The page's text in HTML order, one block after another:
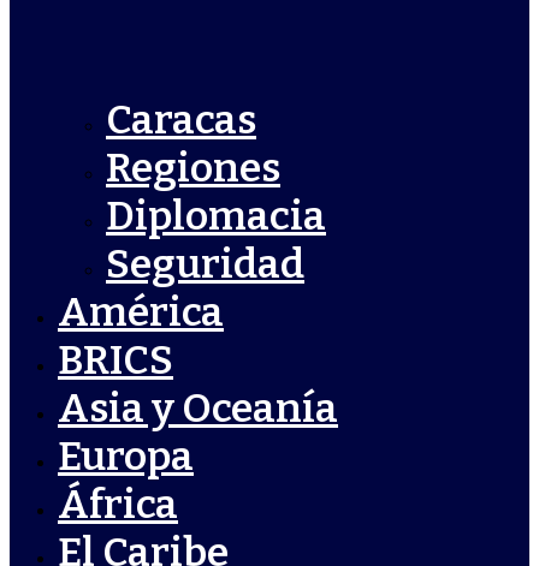
Caracas
Regiones
Diplomacia
Seguridad
América
BRICS
Asia y Oceanía
Europa
África
El Caribe